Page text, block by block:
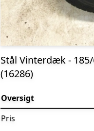
Stål Vinterdæk -
(16286)
Oversigt
Pris